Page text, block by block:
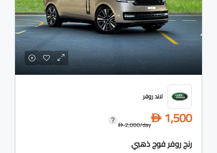
لاند روفر
D 1,500
D2,000/day
رنج روفر فوج ذهبي